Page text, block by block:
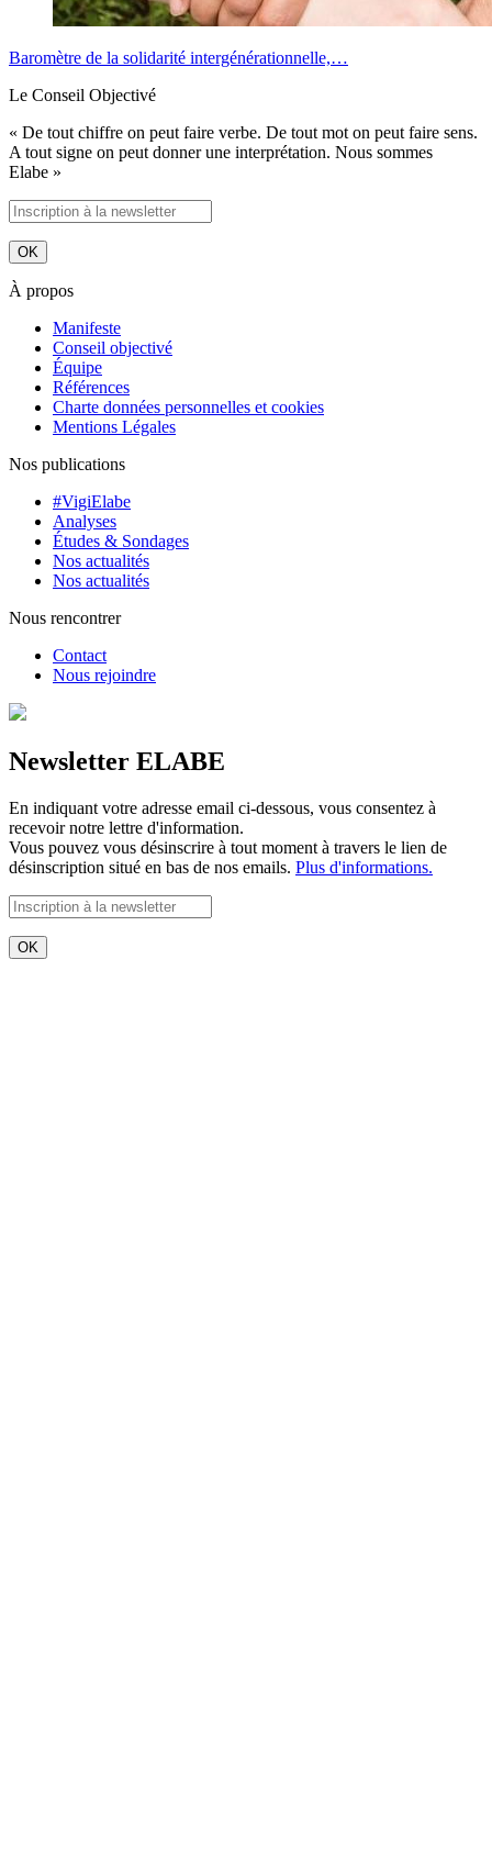
Baromètre de la solidarité intergénérationnelle,…
Le Conseil Objectivé
« De tout chiffre on peut faire verbe. De tout mot on peut faire sens.
A tout signe on peut donner une interprétation. Nous sommes
Elabe »
À propos
Manifeste
Conseil objectivé
Équipe
Références
Charte données personnelles et cookies
Mentions Légales
Nos publications
#VigiElabe
Analyses
Études & Sondages
Nos actualités
Nos actualités
Nous rencontrer
Contact
Nous rejoindre
Newsletter ELABE
En indiquant votre adresse email ci-dessous, vous consentez à
recevoir notre lettre d'information.
Vous pouvez vous désinscrire à tout moment à travers le lien de
désinscription situé en bas de nos emails. Plus d'informations.